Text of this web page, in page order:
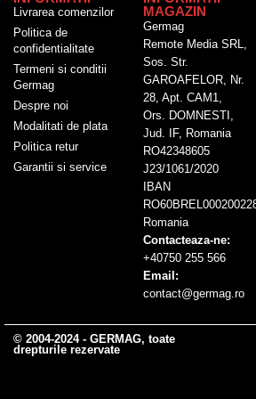
Livrarea comenzilor
Politica de
confidentialitate
Termeni si conditii
Germag
Despre noi
Modalitati de plata
Politica retur
Garantii si service
MAGAZIN
Germag
Remote Media SRL,
Sos. Str.
GAROAFELOR, Nr.
28, Apt. CAM1,
Ors. DOMNESTI,
Jud. IF, Romania
RO42348605
J23/1061/2020
IBAN
Romania
Contacteaza-ne:
+40750 255 566
Email:
contact@germag.ro
© 2004-2024 - GERMAG, toate
drepturile rezervate